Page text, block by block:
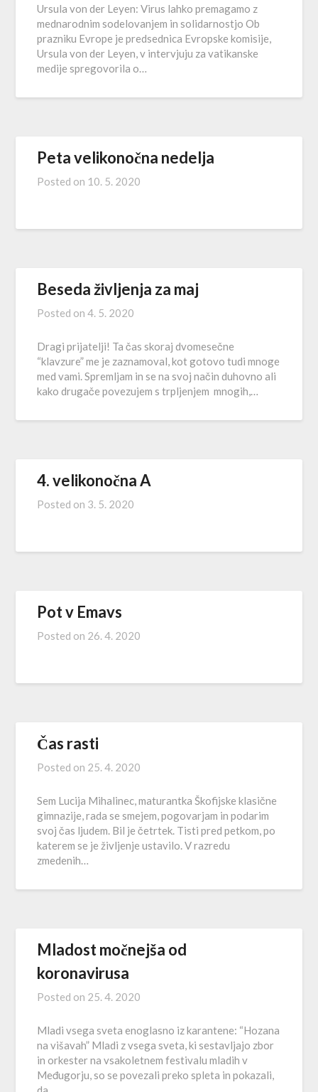
Ursula von der Leyen: Virus lahko premagamo z
mednarodnim sodelovanjem in solidarnostjo Ob
prazniku Evrope je predsednica Evropske komisije,
Ursula von der Leyen, v intervjuju za vatikanske
medije spregovorila o…
Peta velikonočna nedelja
Posted on 10. 5. 2020
Beseda življenja za maj
Posted on4. 5. 2020
Dragi prijatelji! Ta čas skoraj dvomesečne
“klavzure” me je zaznamoval, kot gotovo tudi mnoge
med vami. Spremljam in se na svoj način duhovno ali
kako drugače povezujem s trpljenjem mnogih,…
4. velikonočna A
Posted on 3. 5. 2020
Pot v Emavs
Posted on 26. 4. 2020
Čas rasti
Posted on 25. 4. 2020
Sem Lucija Mihalinec, maturantka Škofijske klasične
gimnazije, rada se smejem, pogovarjam in podarim
svoj čas ljudem. Bil je četrtek. Tisti pred petkom, po
katerem se je življenje ustavilo. V razredu
zmedenih…
Mladost močnejša od
koronavirusa
Posted on 25. 4. 2020
Mladi vsega sveta enoglasno iz karantene: “Hozana
na višavah” Mladi z vsega sveta, ki sestavljajo zbor
in orkester na vsakoletnem festivalu mladih v
Međugorju, so se povezali preko spleta in pokazali,